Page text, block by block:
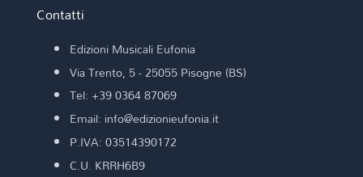
Contatti
Edizioni Musicali Eufonia
Via Trento, 5 - 25055 Pisogne (BS)
Tel: +39 0364 87069
Email: info@edizionieufonia.it
P.IVA: 03514390172
C.U. KRRH6B9